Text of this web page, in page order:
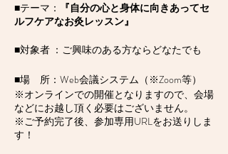
■テーマ：
『自分の心と身体に向きあってセ
ルフケアなお灸レッスン』
■対象者 ：ご興味のある方ならどなたでも
■場 所：Web会議システム（※Zoom等）
※オンラインでの開催となりますので、会場
などにお越し頂く必要はございません。
※ご予約完了後、参加専用URLをお送りしま
す！